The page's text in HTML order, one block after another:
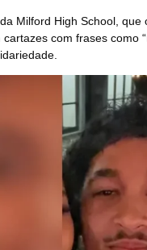
Milford High School,
com frases como